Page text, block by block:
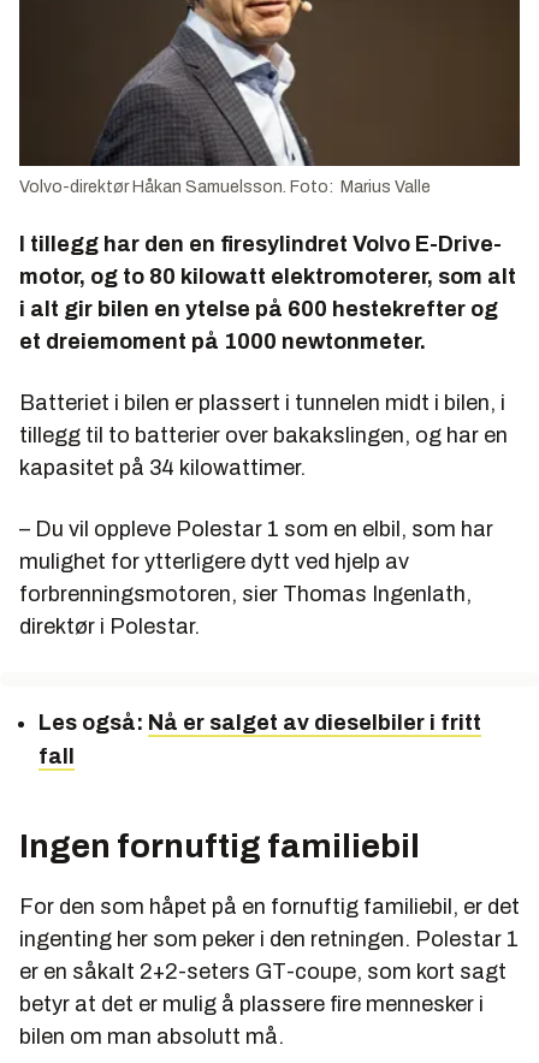
Volvo-direktør Håkan Samuelsson. Foto: Marius Valle
I tillegg har den en firesylindret Volvo E-Drive-
motor, og to 80 kilowatt elektromoterer, som alt
i alt gir bilen en ytelse på 600 hestekrefter og
et dreiemoment på 1000 newtonmeter.
Batteriet i bilen er plassert i tunnelen midt i bilen, i
tillegg til to batterier over bakakslingen, og har en
kapasitet på 34 kilowattimer.
– Du vil oppleve Polestar 1 som en elbil, som har
mulighet for ytterligere dytt ved hjelp av
forbrenningsmotoren, sier Thomas Ingenlath,
direktør i Polestar.
Les også: Nå er salget av dieselbiler i fritt
fall
Ingen fornuftig familiebil
For den som håpet på en fornuftig familiebil, er det
ingenting her som peker i den retningen. Polestar 1
er en såkalt 2+2-seters GT-coupe, som kort sagt
betyr at det er mulig å plassere fire mennesker i
bilen om man absolutt må.